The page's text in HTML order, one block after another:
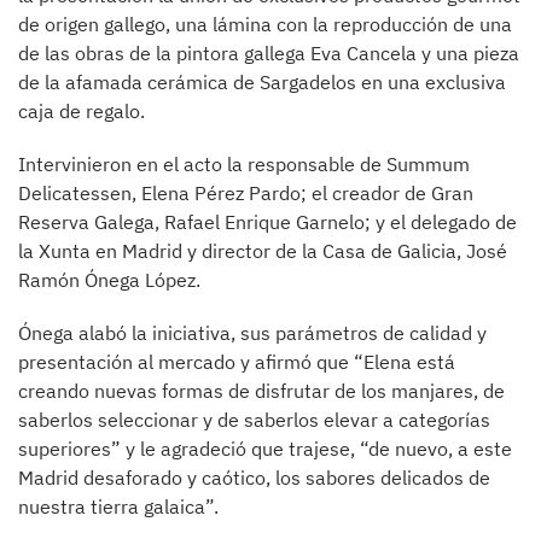
de origen gallego, una lámina con la reproducción de una
de las obras de la pintora gallega Eva Cancela y una pieza
de la afamada cerámica de Sargadelos en una exclusiva
caja de regalo.
Intervinieron en el acto la responsable de Summum
Delicatessen, Elena Pérez Pardo; el creador de Gran
Reserva Galega, Rafael Enrique Garnelo; y el delegado de
la Xunta en Madrid y director de la Casa de Galicia, José
Ramón Ónega López.
Ónega alabó la iniciativa, sus parámetros de calidad y
presentación al mercado y afirmó que “Elena está
creando nuevas formas de disfrutar de los manjares, de
saberlos seleccionar y de saberlos elevar a categorías
superiores” y le agradeció que trajese, “de nuevo, a este
Madrid desaforado y caótico, los sabores delicados de
nuestra tierra galaica”.